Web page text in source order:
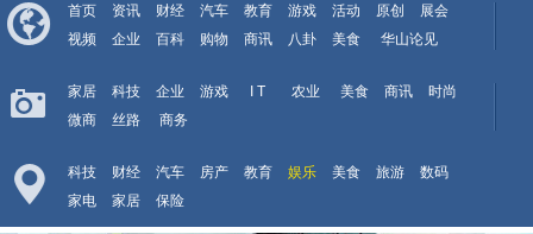
首页 资讯 财经 汽车 教育 游戏 活动 原创
展会
视频
企业 百科 购物 商讯 八卦 美食 华山论见
家居 科技 企业 游戏 I T 农业 美食 商讯
时尚
微商
丝路 商务
科技 财经 汽车 房产 教育 娱乐 美食 旅游
数码
家电
家居 保险